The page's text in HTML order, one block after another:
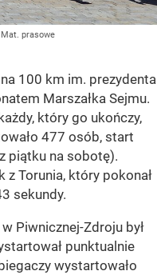
Mat. prasowe
100 km im. prezydenta
Marszałka Sejmu.
który go ukończy,
477 osób, start
piątku na sobotę).
z Torunia, który pokonał
sekundy.
Piwnicznej-Zdroju był
punktualnie
wystartowało